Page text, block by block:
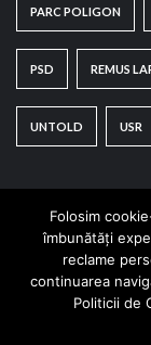
PARC POLIGON
PSD REMUS
UNTOLD USR
Copyright ©
Folosim
îmbunătăți
reclame
continuarea
Politicii de